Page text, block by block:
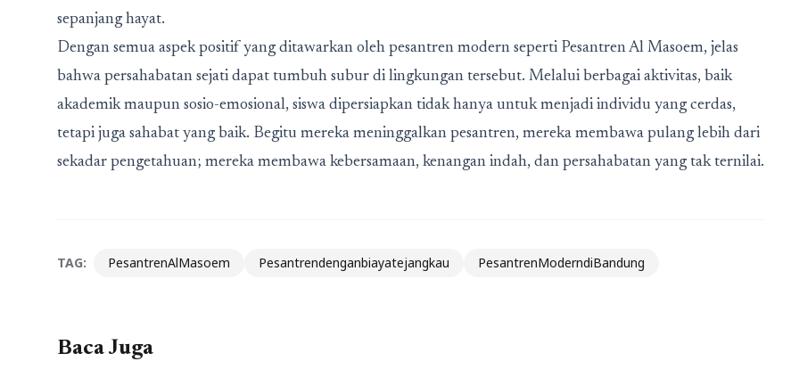
sepanjang hayat.
Dengan semua aspek positif yang ditawarkan oleh pesantren modern seperti Pesantren Al Masoem, jelas
bahwa persahabatan sejati dapat tumbuh subur di lingkungan tersebut. Melalui berbagai aktivitas, baik
akademik maupun sosio-emosional, siswa dipersiapkan tidak hanya untuk menjadi individu yang cerdas,
tetapi juga sahabat yang baik. Begitu mereka meninggalkan pesantren, mereka membawa pulang lebih dari
sekadar pengetahuan; mereka membawa kebersamaan, kenangan indah, dan persahabatan yang tak ternilai.
TAG: PesantrenAlMasoem Pesantrendenganbiayatejangkau PesantrenModerndiBandung
Baca Juga